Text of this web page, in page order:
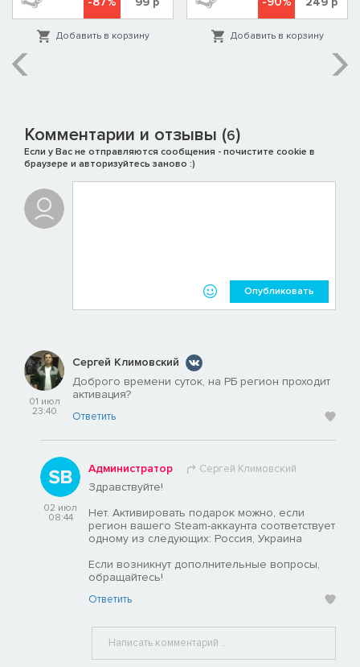
Добавить в корзину Добавить в корзину
Комментарии и отзывы (6)
Если у Вас не отправляются сообщения - почистите cookie в
браузере и авторизуйтесь заново :)
Опубликовать
01 июл
23:40
Сергей Климовский
Доброго времени суток, на РБ регион проходит
активация?
Ответить
02 июл
08:44
Администратор Сергей Климовский
Здравствуйте!
Нет. Активировать подарок можно, если
регион вашего Steam-аккаунта соответствует
одному из следующих: Россия, Украина
Если возникнут дополнительные вопросы,
обращайтесь!
Ответить